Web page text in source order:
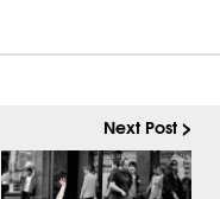
Next Post >